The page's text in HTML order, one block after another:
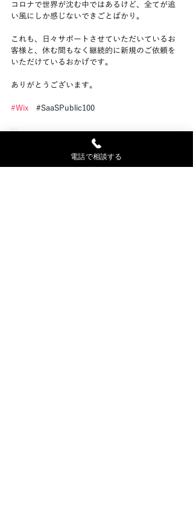
コロナで世界が沈む中ではあるけど、全てが追
い風にしか感じないできごとばかり。
これも、日々サポートさせていただいているお
客様と、休む間もなく継続的に新規のご依頼を
いただけているおかげです。
ありがとうございます。
#Wix #SaaSPublic100
電話で相談する